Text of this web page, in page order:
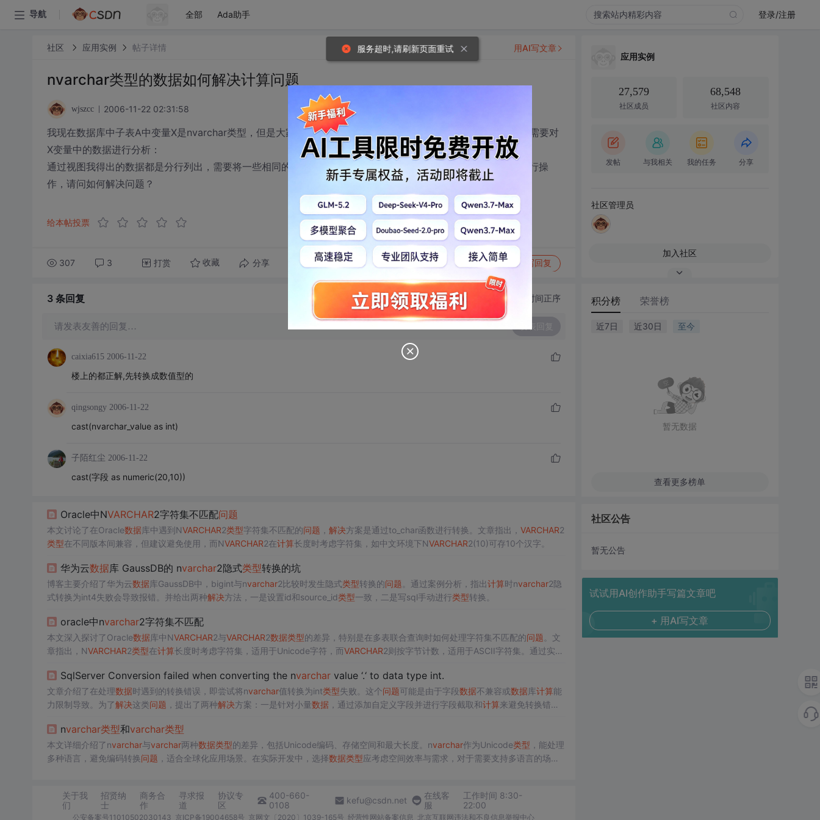
导航 全部 Ada助手 登录/注册
社区 应用实例 帖子详情
nvarchar类型的数据如何解决计算问题
wjszcc 2006-11-22 02:31:58
我现在数据库中子表A中变量X是nvarchar类型，但是大家在使用过程中都输入的是数值。现在因为工作需要，我需要对
X变量中的数据进行分析：
通过视图我得出的数据都是分行列出，需要将一些相同的数据进行累加，但是使用SUM时，提示nvarchar无法进行操
作，请问如何解决问题？
给本帖投票
307 3 打赏 收藏 分享 转发到动态 举报 写回复
用AI写文章
3 条回复 切换为时间正序
请发表友善的回复…
caixia615 2006-11-22
楼上的都正解,先转换成数值型的
qingsongy 2006-11-22
cast(nvarchar_value as int)
子陌红尘 2006-11-22
cast(字段 as numeric(20,10))
Oracle中NVARCHAR2字符集不匹配问题
本文讨论了在Oracle数据库中遇到NVARCHAR2类型字符集不匹配的问题 ， 解决方案是通过to_char函数进行转换。文章指出， VARCHAR2
类型在不同版本间兼容，但建议避免使用，而NVARCHAR2在计算长度时考虑字符集，如中文环境下NVARCHAR2(10)可存10个汉字。
华为云数据库 GaussDB的 nvarchar2隐式类型转换的坑
博客主要介绍了华为云数据库GaussDB中，bigint与nvarchar2比较时发生隐式类型转换的问题 。通过案例分析，指出计算时nvarchar2隐
式转换为int4失败会导致报错。并给出两种解决方法，一是设置id和source_id类型一致，二是写sql手动进行类型转换。
oracle中nvarchar2字符集不匹配
本文深入探讨了Oracle数据库中NVARCHAR2与VARCHAR2数据类型的差异，特别是在多表联合查询时如何处理字符集不匹配的问题 。文
章指出，NVARCHAR2类型在计算长度时考虑字符集，适用于Unicode字符，而VARCHAR2则按字节计数，适用于ASCII字符集。通过实例
SqlServer Conversion failed when converting the nvarcharvalue ‘.‘ to data type int.
文章介绍了在处理数据时遇到的转换错误，即尝试将nvarchar值转换为int类型失败。这个问题可能是由于字段数据不兼容或数据库计算能
力限制导致。为了解决这类问题 ，提出了两种解决方案：一是针对小量数据，通过添加自定义字段并进行字段截取和计算来避免转换错
数据处理中的挑战。
nvarchar类型和varchar类型
本文详细介绍了nvarchar与varchar两种数据类型的差异，包括Unicode编码、存储空间和最大长度。nvarchar作为Unicode类型 ，能处理
多种语言，避免编码转换问题 ，适合全球化应用场景。在实际开发中，选择数据类型应考虑空间效率与需求，对于需要支持多语言的场
关于我
们
招贤纳
士
商务合
作
寻求报
道
协议专
区
400-660-
0108
kefu@csdn.net
在线客
服
工作时间 8:30-
22:00
公安备案号11010502030143 京ICP备19004658号 京网文〔2020〕1039-165号 经营性网站备案信息 北京互联网违法和不良信息举报中心
应用实例
27,579
社区成员
68,548
社区内容
发帖 与我相关 我的任务 分享
社区管理员
加入社区
积分榜 荣誉榜
近7日 近30日 至今
暂无数据
查看更多榜单
社区公告
暂无公告
试试用AI创作助手写篇文章吧
+ 用AI写文章
服务超时,请刷新页面重试